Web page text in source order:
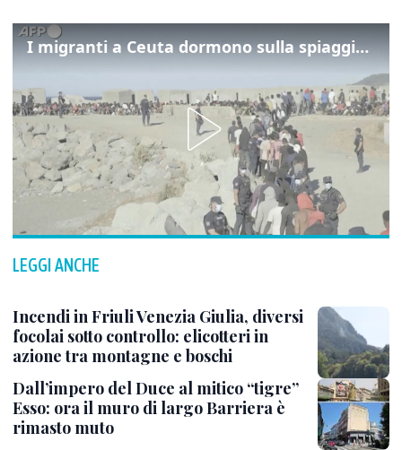
I migranti a Ceuta dormono sulla spiaggia: "Vogliamo entrare in Europa"
LEGGI ANCHE
Incendi in Friuli Venezia Giulia, diversi
focolai sotto controllo: elicotteri in
azione tra montagne e boschi
Dall’impero del Duce al mitico “tigre”
Esso: ora il muro di largo Barriera è
rimasto muto